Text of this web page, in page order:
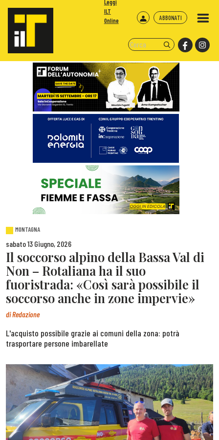
ABBONATI
Leggi
ILT
Online
MONTAGNA
sabato 13 Giugno, 2026
Il soccorso alpino della Bassa Val di
Non – Rotaliana ha il suo
fuoristrada: «Così sarà possibile il
soccorso anche in zone impervie»
diRedazione
L'acquisto possibile grazie ai comuni della zona: potrà
trasportare persone imbarellate